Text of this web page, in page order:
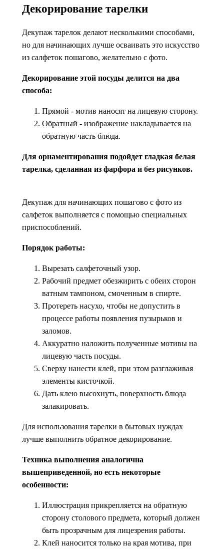
Декорирование тарелки
Декупаж тарелок делают несколькими способами,
но для начинающих лучше осваивать это искусство
из салфеток пошагово, желательно с фото.
Декорирование этой посуды делится на два
способа:
Прямой - мотив наносят на лицевую сторону.
Обратный - изображение накладывается на
обратную часть блюда.
Для орнаментирования подойдет гладкая белая
тарелка, сделанная из фарфора и без рисунков.
Декупаж для начинающих пошагово с фото из
салфеток выполняется с помощью специальных
приспособлений.
Порядок работы:
Вырезать салфеточный узор.
Рабочий предмет обезжирить с обеих сторон
ватным тампоном, смоченным в спирте.
Протереть насухо, чтобы не допустить в
процессе работы появления пузырьков и
заломов.
Аккуратно наложить полученные мотивы на
лицевую часть посуды.
Сверху нанести клей, при этом разглаживая
элементы кисточкой.
Дать клею высохнуть, поверхность блюда
залакировать.
Для использования тарелки в бытовых нуждах
лучше выполнить обратное декорирование.
Техника выполнения аналогична
вышеприведенной, но есть некоторые
особенности:
Иллюстрация прикрепляется на обратную
сторону столового предмета, который должен
быть прозрачным для лицезрения работы.
Клей наносится только на края мотива, при